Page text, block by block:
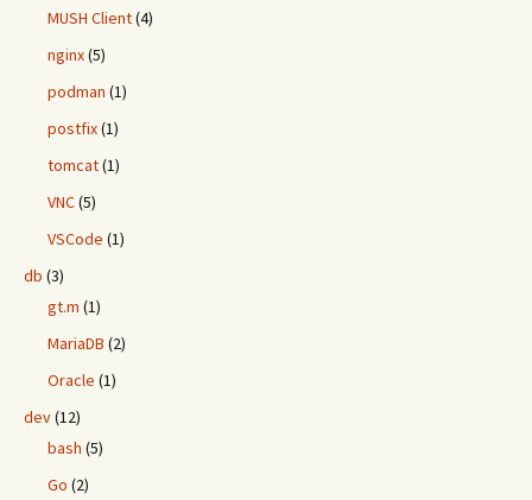
MUSH Client(4)
nginx(5)
podman (1)
postfix(1)
tomcat(1)
VNC(5)
VSCode (1)
db (3)
gt.m (1)
MariaDB (2)
Oracle (1)
dev(12)
bash (5)
Go (2)